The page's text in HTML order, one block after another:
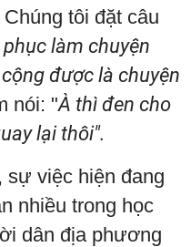
Chúng tôi đặt câu
làm chuyện
được là chuyện
nói: "À thì đen cho
lại thôi".
sự việc hiện đang
nhiều trong học
dân địa phương